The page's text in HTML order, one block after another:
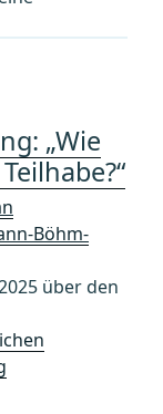
„Wie
Böhm-
über den